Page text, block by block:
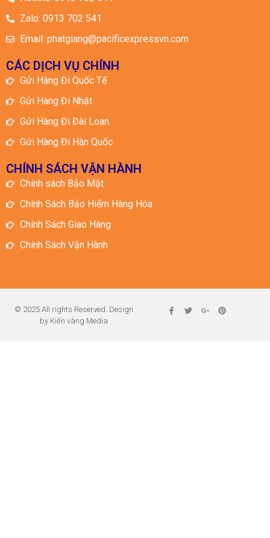
Chính Sách Vận Hành
© 2025 All rights Reserved. Design